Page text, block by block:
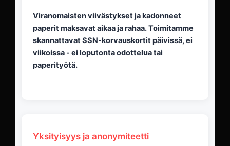
Viranomaisten viivästykset ja kadonneet
paperit maksavat aikaa ja rahaa. Toimitamme
skannattavat SSN-korvauskortit päivissä, ei
viikoissa - ei loputonta odottelua tai
paperityötä.
Yksityisyys ja anonymiteetti